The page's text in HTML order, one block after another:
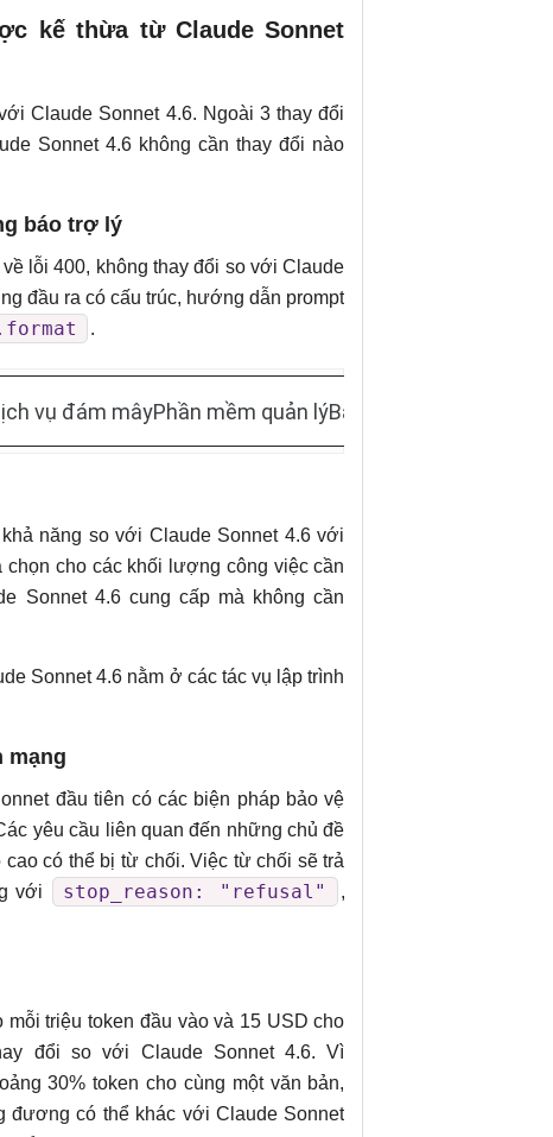
kế thừa từ Claude Sonnet
Claude Sonnet 4.6. Ngoài 3 thay đổi
Sonnet 4.6 không cần thay đổi nào
báo trợ lý
lỗi 400, không thay đổi so với Claude
đầu ra có cấu trúc, hướng dẫn prompt
.
vụ đám mâyPhần mềm quản lýBảo mật website
năng so với Claude Sonnet 4.6 với
cho các khối lượng công việc cần
Sonnet 4.6 cung cấp mà không cần
Sonnet 4.6 nằm ở các tác vụ lập trình
mạng
đầu tiên có các biện pháp bảo vệ
yêu cầu liên quan đến những chủ đề
có thể bị từ chối. Việc từ chối sẽ trả
với
stop_reason: "refusal"
,
triệu token đầu vào và 15 USD cho
đổi so với Claude Sonnet 4.6. Vì
30% token cho cùng một văn bản,
đương có thể khác với Claude Sonnet